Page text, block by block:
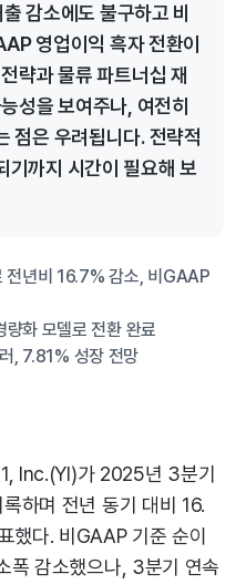
감소에도 불구하고 비
영업이익 흑자 전환이
략과 물류 파트너십 재
성을 보여주나, 여전히
점은 우려됩니다. 전략적
기까지 시간이 필요해 보
년비 16.7% 감소, 비GAAP
화 모델로 전환 완료
, 7.81% 성장 전망
Inc.(YI)가 2025년 3분기
하며 전년 동기 대비 16.
했다. 비GAAP 기준 순이
폭 감소했으나, 3분기 연속